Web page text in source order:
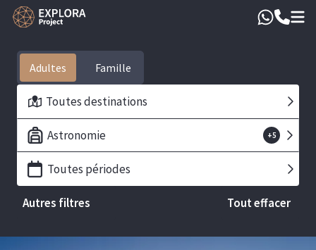
Adultes
Toutes destinations
Astronomie +5
Toutes périodes
Autres filtres Tout effacer